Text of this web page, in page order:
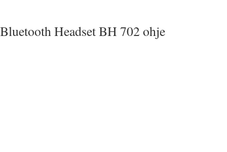
Bluetooth Headset BH 702 ohje